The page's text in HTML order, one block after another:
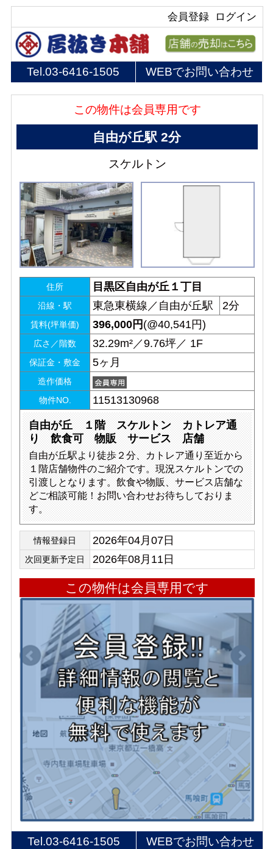
ログイン
会員登録
Tel.03-6416-1505 WEBでお問い合わせ
この物件は会員専用です
自由が丘駅 2分
スケルトン
住所 目黒区自由が丘１丁目
沿線・駅 東急東横線／自由が丘駅 2分
賃料(坪単価) 396,000円 (@40,541円)
広さ／階数 32.29m²／9.76坪／ 1F
保証金・敷金 5ヶ月
造作価格
物件NO.
11513130968
自由が丘 １階 スケルトン カトレア通
り 飲食可 物販 サービス 店舗
自由が丘駅より徒歩２分、カトレア通り至近から
１階店舗物件のご紹介です。現況スケルトンでの
引渡しとなります。飲食や物販、サービス店舗な
どご相談可能！お問い合わせお待ちしておりま
す。
情報登録日 2026年04月07日
次回更新予定日 2026年08月11日
この物件は会員専用です
Tel.03-6416-1505 WEBでお問い合わせ